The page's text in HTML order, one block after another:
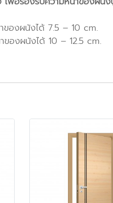
องผนังได้ 7.5 – 10 cm.
องผนังได้ 10 – 12.5 cm.